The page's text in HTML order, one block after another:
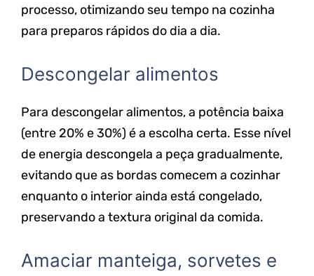
processo, otimizando seu tempo na cozinha
para preparos rápidos do dia a dia.
Descongelar alimentos
Para descongelar alimentos, a potência baixa
(entre 20% e 30%) é a escolha certa. Esse nível
de energia descongela a peça gradualmente,
evitando que as bordas comecem a cozinhar
enquanto o interior ainda está congelado,
preservando a textura original da comida.
Amaciar manteiga, sorvetes e